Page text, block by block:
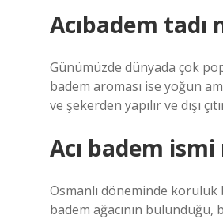
Acıbadem tadı
Günümüzde dünyada çok
badem aroması ise yoğun
ve şekerden yapılır ve dışı
Acı badem
Osmanlı döneminde koruluk
badem ağacının